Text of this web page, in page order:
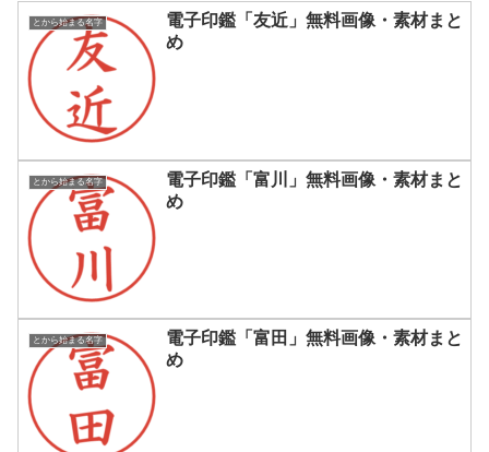
とから始まる名字
電子印鑑「友近」無料画像・素材まと
め
とから始まる名字
電子印鑑「富川」無料画像・素材まと
め
とから始まる名字
電子印鑑「富田」無料画像・素材まと
め